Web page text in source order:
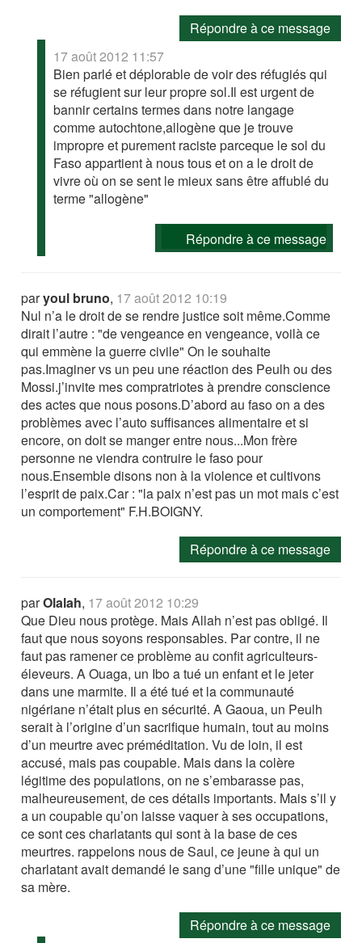
Répondre à ce message
17 août 2012 11:57
Bien parlé et déplorable de voir des réfugiés qui
se réfugient sur leur propre sol.Il est urgent de
bannir certains termes dans notre langage
comme autochtone,allogène que je trouve
impropre et purement raciste parceque le sol du
Faso appartient à nous tous et on a le droit de
vivre où on se sent le mieux sans être affublé du
terme "allogène"
Répondre à ce message
paryoul bruno, 17 août 2012 10:19
Nul n’a le droit de se rendre justice soit même.Comme
dirait l’autre : "de vengeance en vengeance, voilà ce
qui emmène la guerre civile" On le souhaite
pas.Imaginer vs un peu une réaction des Peulh ou des
Mossi.j’invite mes compratriotes à prendre conscience
des actes que nous posons.D’abord au faso on a des
problèmes avec l’auto suffisances alimentaire et si
encore, on doit se manger entre nous...Mon frère
personne ne viendra contruire le faso pour
nous.Ensemble disons non à la violence et cultivons
l’esprit de paix.Car : "la paix n’est pas un mot mais c’est
un comportement" F.H.BOIGNY.
Répondre à ce message
parOlalah, 17 août 2012 10:29
Que Dieu nous protège. Mais Allah n’est pas obligé. Il
faut que nous soyons responsables. Par contre, il ne
faut pas ramener ce problème au confit agriculteurs-
éleveurs. A Ouaga, un Ibo a tué un enfant et le jeter
dans une marmite. Il a été tué et la communauté
nigériane n’était plus en sécurité. A Gaoua, un Peulh
serait à l’origine d’un sacrifique humain, tout au moins
d’un meurtre avec préméditation. Vu de loin, il est
accusé, mais pas coupable. Mais dans la colère
légitime des populations, on ne s’embarasse pas,
malheureusement, de ces détails importants. Mais s’il y
a un coupable qu’on laisse vaquer à ses occupations,
ce sont ces charlatants qui sont à la base de ces
meurtres. rappelons nous de Saul, ce jeune à qui un
charlatant avait demandé le sang d’une "fille unique" de
sa mère.
Répondre à ce message